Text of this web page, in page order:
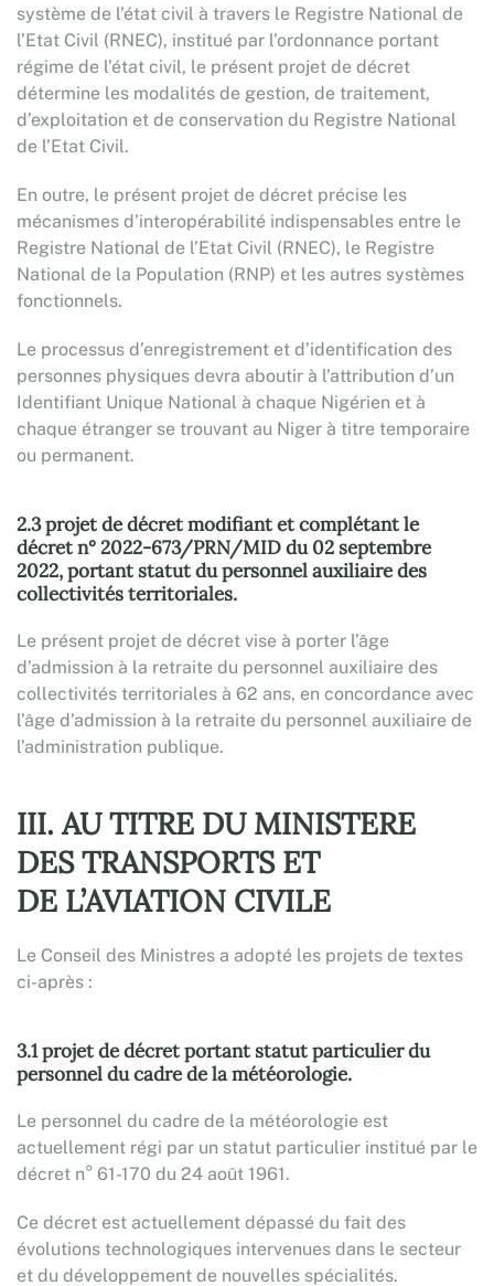
système de l’état civil à travers le Registre National de
l’Etat Civil (RNEC), institué par l’ordonnance portant
régime de l’état civil, le présent projet de décret
détermine les modalités de gestion, de traitement,
d’exploitation et de conservation du Registre National
de l’Etat Civil.
En outre, le présent projet de décret précise les
mécanismes d’interopérabilité indispensables entre le
Registre National de l’Etat Civil (RNEC), le Registre
National de la Population (RNP) et les autres systèmes
fonctionnels.
Le processus d’enregistrement et d’identification des
personnes physiques devra aboutir à l’attribution d’un
Identifiant Unique National à chaque Nigérien et à
chaque étranger se trouvant au Niger à titre temporaire
ou permanent.
2.3 projet de décret modifiant et complétant le
décret n° 2022-673/PRN/MID du 02 septembre
2022, portant statut du personnel auxiliaire des
collectivités territoriales.
Le présent projet de décret vise à porter l’âge
d’admission à la retraite du personnel auxiliaire des
collectivités territoriales à 62 ans, en concordance avec
l’âge d’admission à la retraite du personnel auxiliaire de
l’administration publique.
III. AU TITRE DU MINISTERE
DES TRANSPORTS ET
DE L’AVIATION CIVILE
Le Conseil des Ministres a adopté les projets de textes
ci-après :
3.1 projet de décret portant statut particulier du
personnel du cadre de la météorologie.
Le personnel du cadre de la météorologie est
actuellement régi par un statut particulier institué par le
décret n° 61-170 du 24 août 1961.
Ce décret est actuellement dépassé du fait des
évolutions technologiques intervenues dans le secteur
et du développement de nouvelles spécialités.